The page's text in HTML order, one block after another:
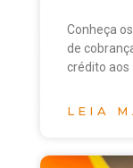
Conheça
de
crédito aos
LEIA